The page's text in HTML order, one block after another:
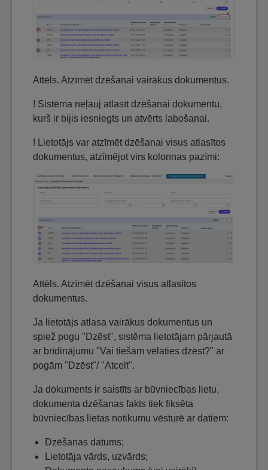
Attēls. Atzīmēt dzēšanai vairākus dokumentus.
! Sistēma neļauj atlasīt dzēšanai dokumentu,
kurš ir bijis iesniegts un atvērts labošanai.
! Lietotājs var atzīmēt dzēšanai visus atlasītos
dokumentus, atzīmējot virs kolonnas pazīmi:
Attēls. Atzīmēt dzēšanai visus atlasītos
dokumentus.
Ja lietotājs atlasa vairākus dokumentus un
spiež pogu "Dzēst", sistēma lietotājam pārjautā
ar brīdinājumu "Vai tiešām vēlaties dzēst?" ar
pogām "Dzēst"/ "Atcelt".
Ja dokuments ir saistīts ar būvniecības lietu,
dokumenta dzēšanas fakts tiek fiksēta
būvniecības lietas notikumu vēsturē ar datiem:
Dzēšanas datums;
Lietotāja vārds, uzvārds;